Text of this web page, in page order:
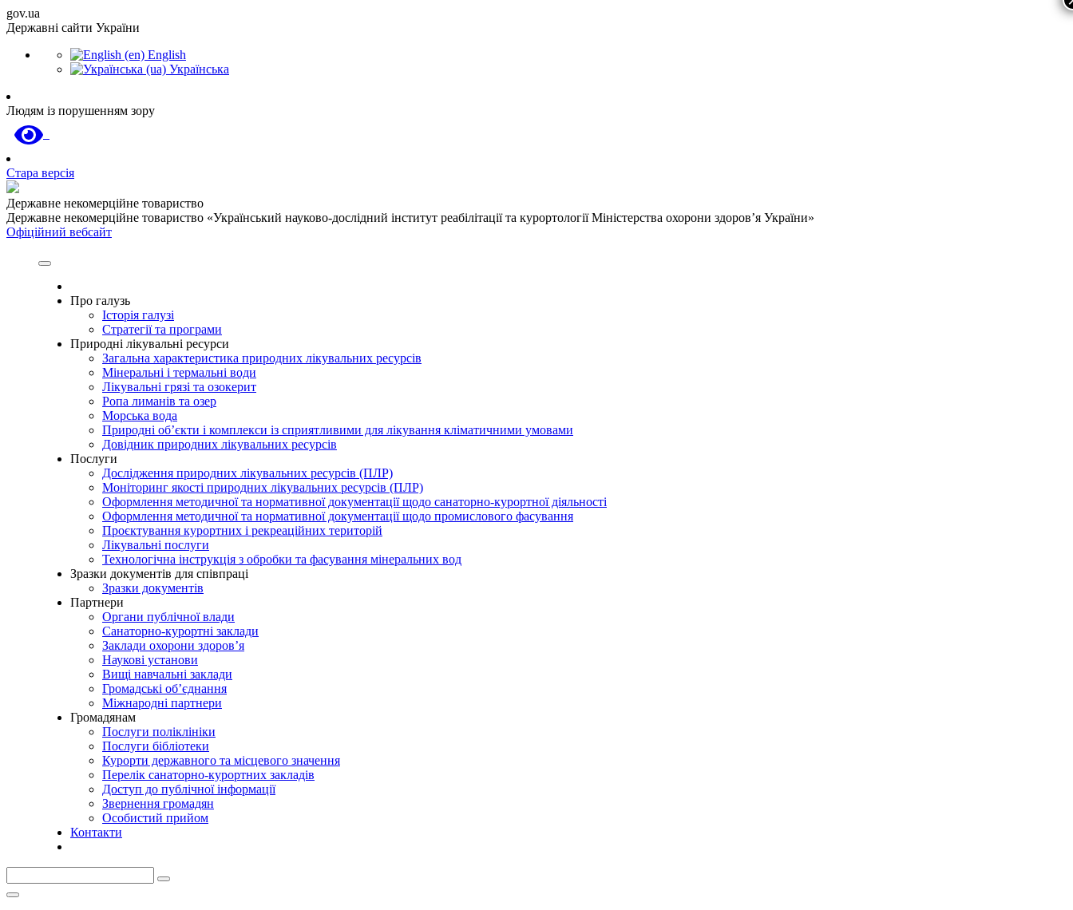
gov.ua
Державні сайти України
English
Українська
Людям із порушенням зору
Стара версія
Державне некомерційне товариство
Державне некомерційне товариство «Український науково-дослідний інститут реабілітації та курортології Міністерства охорони здоров’я України»
Офіційний вебсайт
Про галузь
Історія галузі
Стратегії та програми
Природні лікувальні ресурси
Загальна характеристика природних лікувальних ресурсів
Мінеральні і термальні води
Лікувальні грязі та озокерит
Ропа лиманів та озер
Морська вода
Природні об’єкти і комплекси із сприятливими для лікування кліматичними умовами
Довідник природних лікувальних ресурсів
Послуги
Дослідження природних лікувальних ресурсів (ПЛР)
Моніторинг якості природних лікувальних ресурсів (ПЛР)
Оформлення методичної та нормативної документації щодо санаторно-курортної діяльності
Оформлення методичної та нормативної документації щодо промислового фасування
Проєктування курортних і рекреаційних територій
Лікувальні послуги
Технологічна інструкція з обробки та фасування мінеральних вод
Зразки документів для співпраці
Зразки документів
Партнери
Органи публічної влади
Санаторно-курортні заклади
Заклади охорони здоров’я
Наукові установи
Вищі навчальні заклади
Громадські об’єднання
Міжнародні партнери
Громадянам
Послуги поліклініки
Послуги бібліотеки
Курорти державного та місцевого значення
Перелік санаторно-курортних закладів
Доступ до публічної інформації
Звернення громадян
Особистий прийом
Контакти